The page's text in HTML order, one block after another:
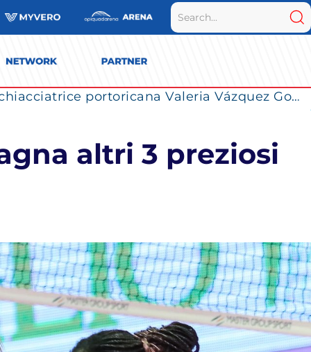
La Numia Vero Volley completa il roster: la schiacciatrice portoricana Valeria Vázquez Gomez è l’ultimo innesto di Milano per la stagione 2026/2027
altri 3 preziosi